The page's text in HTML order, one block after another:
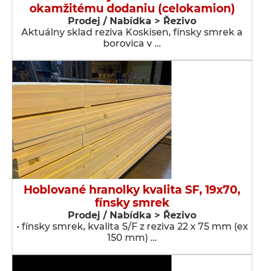
okamžitému dodaniu (celokamion)
Prodej / Nabídka > Řezivo
Aktuálny sklad reziva Koskisen, fínsky smrek a
borovica v …
Hoblované hranolky kvalita SF, 19x70,
fínsky smrek
Prodej / Nabídka > Řezivo
• fínsky smrek, kvalita S/F z reziva 22 x 75 mm (ex
150 mm) …